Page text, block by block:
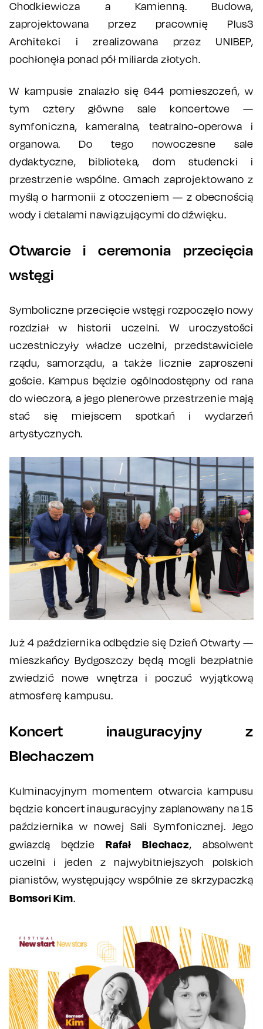
Chodkiewicza a Kamienną. Budowa,
zaprojektowana przez pracownię Plus3
Architekci i zrealizowana przez UNIBEP,
pochłonęła ponad pół miliarda złotych.
W kampusie znalazło się 644 pomieszczeń, w
tym cztery główne sale koncertowe —
symfoniczna, kameralna, teatralno-operowa i
organowa. Do tego nowoczesne sale
dydaktyczne, biblioteka, dom studencki i
przestrzenie wspólne. Gmach zaprojektowano z
myślą o harmonii z otoczeniem — z obecnością
wody i detalami nawiązującymi do dźwięku.
Otwarcie i ceremonia przecięcia
wstęgi
Symboliczne przecięcie wstęgi rozpoczęło nowy
rozdział w historii uczelni. W uroczystości
uczestniczyły władze uczelni, przedstawiciele
rządu, samorządu, a także licznie zaproszeni
goście. Kampus będzie ogólnodostępny od rana
do wieczora, a jego plenerowe przestrzenie mają
stać się miejscem spotkań i wydarzeń
artystycznych.
Już 4 października odbędzie się Dzień Otwarty —
mieszkańcy Bydgoszczy będą mogli bezpłatnie
zwiedzić nowe wnętrza i poczuć wyjątkową
atmosferę kampusu.
Koncert inauguracyjny z
Blechaczem
Kulminacyjnym momentem otwarcia kampusu
będzie koncert inauguracyjny zaplanowany na 15
października w nowej Sali Symfonicznej. Jego
gwiazdą będzie Rafał Blechacz, absolwent
uczelni i jeden z najwybitniejszych polskich
pianistów, występujący wspólnie ze skrzypaczką
Bomsori Kim.